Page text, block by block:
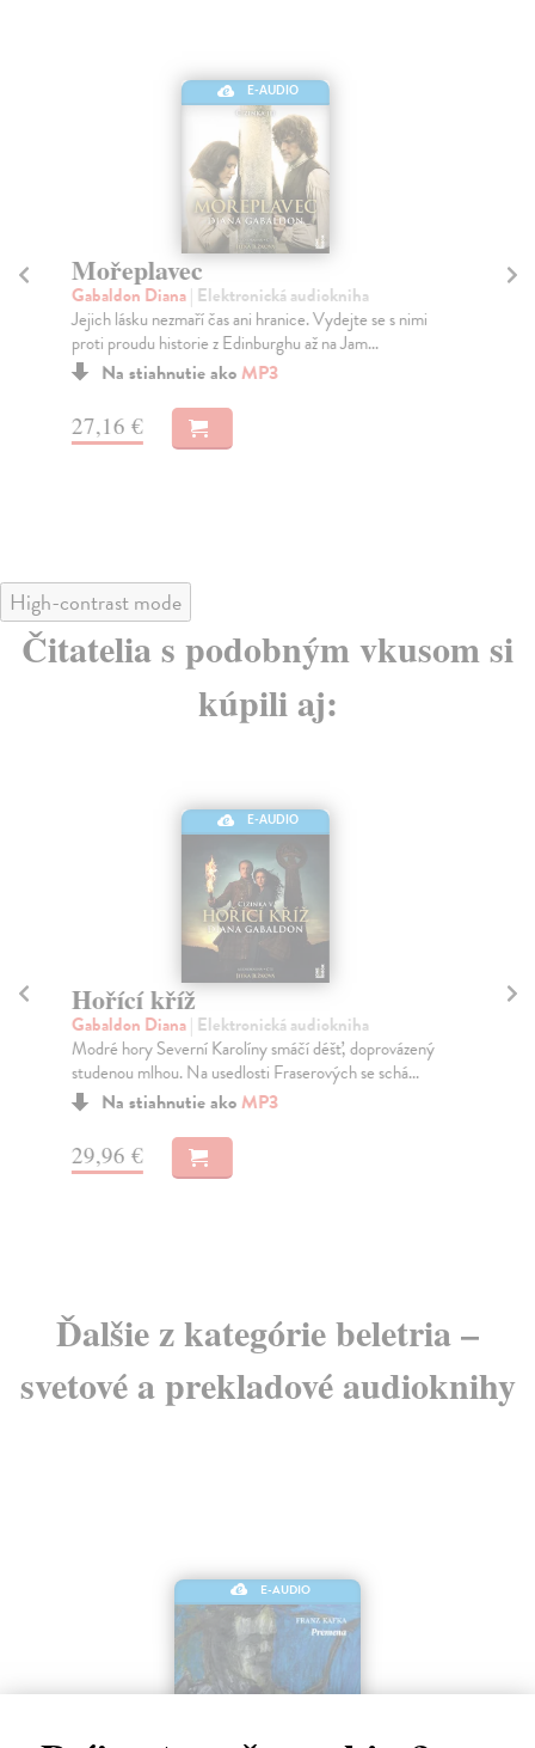
E-AUDIO
Mořeplavec
Gabaldon Diana| Elektronická audiokniha
Jejich lásku nezmaří čas ani hranice. Vydejte se s nimi
proti proudu historie z Edinburghu až na Jam...
Na stiahnutie akoMP3
27,16 €
High-contrast mode
Čitatelia s podobným vkusom si
kúpili aj:
E-AUDIO
Hořící kříž
Gabaldon Diana| Elektronická audiokniha
Modré hory Severní Karolíny smáčí déšť, doprovázený
studenou mlhou. Na usedlosti Fraserových se schá...
Na stiahnutie akoMP3
29,96 €
Ďalšie z kategórie beletria –
svetové a prekladové audioknihy
E-AUDIO